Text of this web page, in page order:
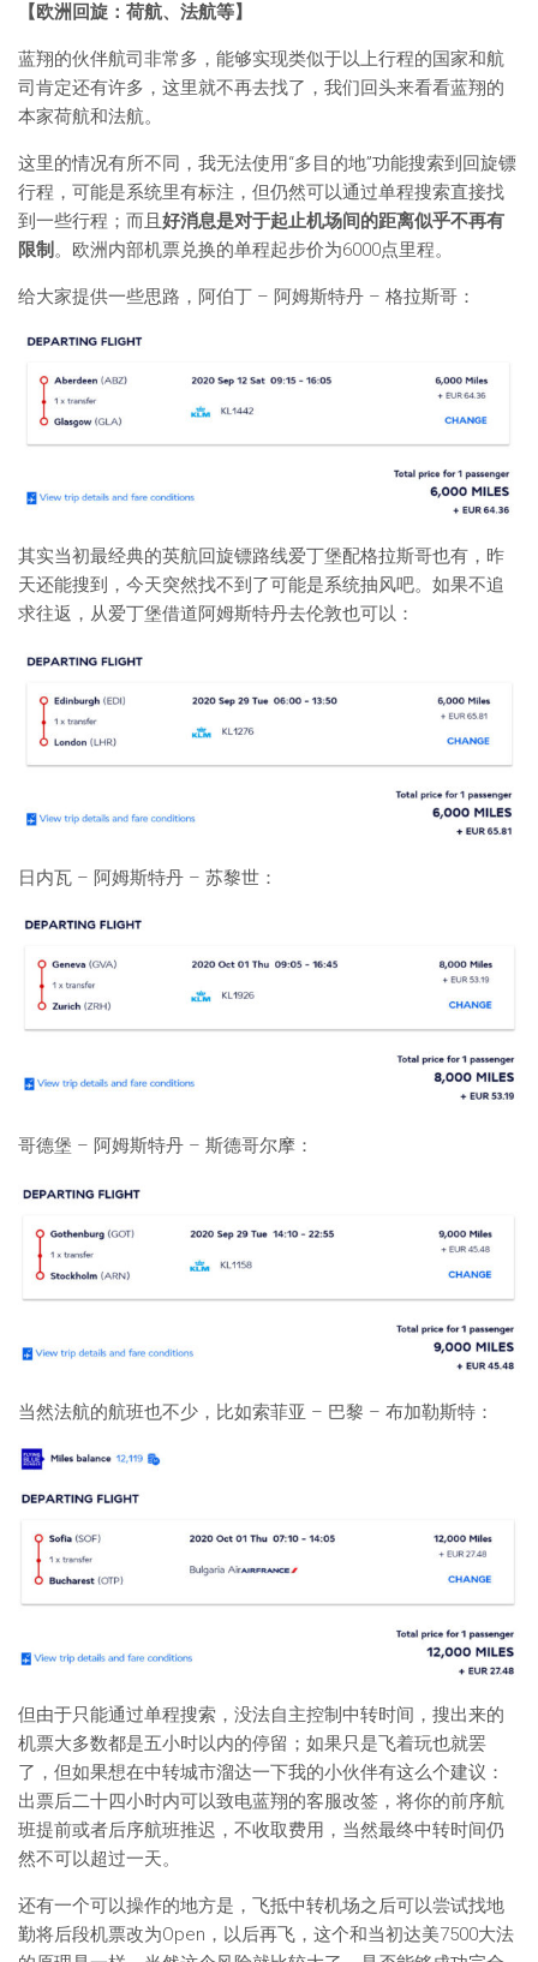
【欧洲回旋：荷航、法航等】
蓝翔的伙伴航司非常多，能够实现类似于以上行程的国家和航
司肯定还有许多，这里就不再去找了，我们回头来看看蓝翔的
本家荷航和法航。
这里的情况有所不同，我无法使用“多目的地”功能搜索到回旋镖
行程，可能是系统里有标注，但仍然可以通过单程搜索直接找
到一些行程；而且 好消息是对于起止机场间的距离似乎不再有
限制 。欧洲内部机票兑换的单程起步价为6000点里程。
给大家提供一些思路，阿伯丁 – 阿姆斯特丹 – 格拉斯哥：
其实当初最经典的英航回旋镖路线爱丁堡配格拉斯哥也有，昨
天还能搜到，今天突然找不到了可能是系统抽风吧。如果不追
求往返，从爱丁堡借道阿姆斯特丹去伦敦也可以：
日内瓦 – 阿姆斯特丹 – 苏黎世：
哥德堡 – 阿姆斯特丹 – 斯德哥尔摩：
当然法航的航班也不少，比如索菲亚 – 巴黎 – 布加勒斯特：
但由于只能通过单程搜索，没法自主控制中转时间，搜出来的
机票大多数都是五小时以内的停留；如果只是飞着玩也就罢
了，但如果想在中转城市溜达一下我的小伙伴有这么个建议：
出票后二十四小时内可以致电蓝翔的客服改签，将你的前序航
班提前或者后序航班推迟，不收取费用，当然最终中转时间仍
然不可以超过一天。
还有一个可以操作的地方是，飞抵中转机场之后可以尝试找地
勤将后段机票改为Open，以后再飞，这个和当初达美7500大法